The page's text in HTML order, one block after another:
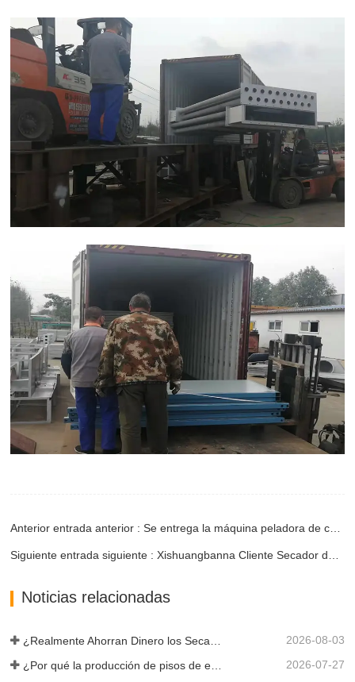
Noticias relacionadas
2026-08-03
¿Por qué la producción de pisos de eucalipto necesita un secador de chapas? 2026-07-27